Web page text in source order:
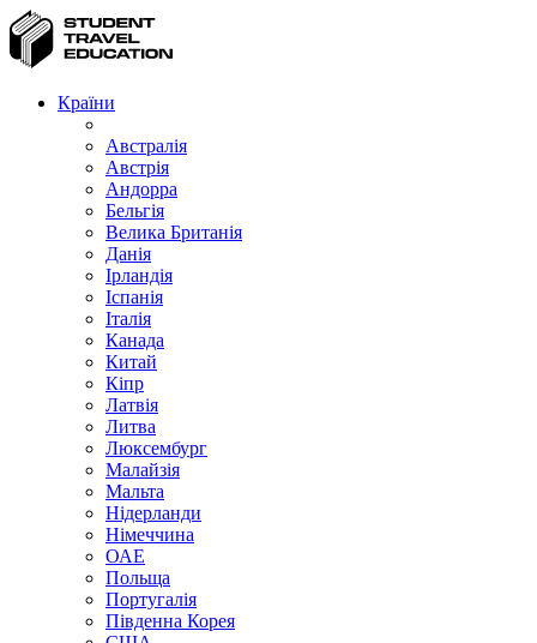
Країни
Австралія
Австрія
Андорра
Бельгія
Велика Британія
Данія
Ірландія
Іспанія
Італія
Канада
Китай
Кіпр
Латвія
Литва
Люксембург
Малайзія
Мальта
Нідерланди
Німеччина
ОАЕ
Польща
Португалія
Південна Корея